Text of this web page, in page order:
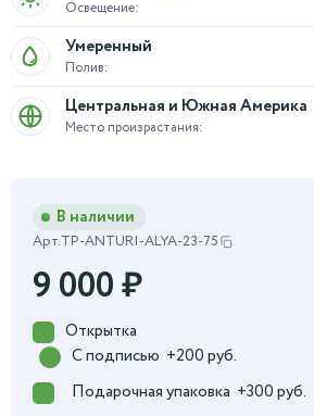
Освещение:
Полив:
Умеренный
Место произрастания:
Центральная и Южная Америка
В наличии
Арт.TP-ANTURI-ALYA-23-75
9 000₽
Открытка
С подписью +200 руб.
Подарочная упаковка +300 руб.